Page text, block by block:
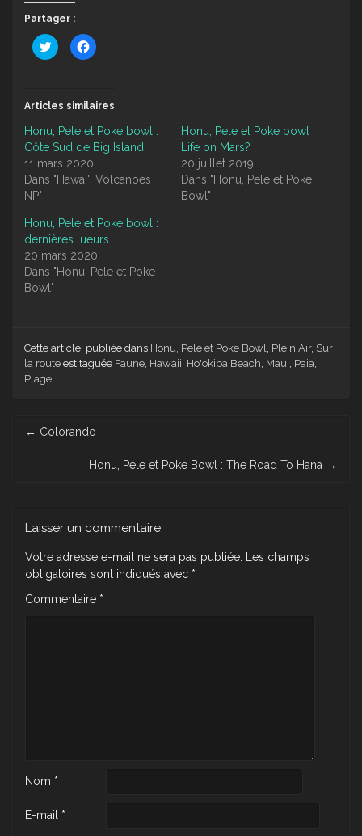
Partager :
Cliquez
pour
partager
une
nouvelle
Cliquez
pour
une
nouvelle
Articles similaires
Honu, Pele et Poke bowl :
Côte Sud de Big Island
11 mars 2020
Dans "Hawai'i Volcanoes
NP"
Honu, Pele et Poke bowl :
Life on Mars?
20 juillet 2019
Dans "Honu, Pele et Poke
Bowl"
Honu, Pele et Poke bowl :
dernières lueurs …
20 mars 2020
Dans "Honu, Pele et Poke
Bowl"
Cette article, publiée dans Honu, Pele et Poke Bowl Plein Air, Sur
la route est taguée Faune Hawaii Ho'okipa Beach Maui Paia
Plage
navigation
← Colorando
Honu, Pele et Poke Bowl : The Road To Hana →
Laisser un commentaire
Votre adresse e-mail ne sera pas publiée.
Les champs
obligatoires sont indiqués avec *
Commentaire *
Nom *
E-mail *